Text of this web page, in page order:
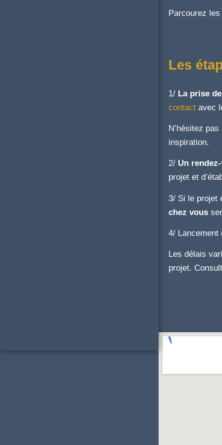
Parcourez
Les
1/ La prise
contact avec
N’hésitez
inspiration.
2/ Un
projet et
3/ Si le projet
chez vous
4/ Lancement
Les délais
projet.